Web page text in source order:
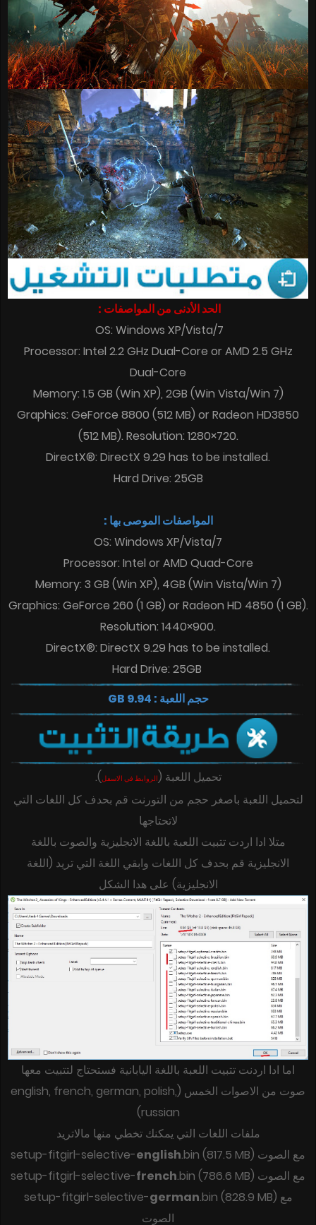
الحد الأدنى من المواصفات :
OS: Windows XP/Vista/7
Processor: Intel 2.2 GHz Dual-Core or AMD 2.5 GHz
Dual-Core
Memory: 1.5 GB (Win XP), 2GB (Win Vista/Win 7)
Graphics: GeForce 8800 (512 MB) or Radeon HD3850
(512 MB). Resolution: 1280×720.
DirectX®: DirectX 9.29 has to be installed.
Hard Drive: 25GB
المواصفات الموصى بها :
OS: Windows XP/Vista/7
Processor: Intel or AMD Quad-Core
Memory: 3 GB (Win XP), 4GB (Win Vista/Win 7)
Graphics: GeForce 260 (1 GB) or Radeon HD 4850 (1 GB).
Resolution: 1440×900.
DirectX®: DirectX 9.29 has to be installed.
Hard Drive: 25GB
حجم اللعبة : 9.94 GB
تحميل اللعبة (الروابط في الاسفل)
.
لتحميل اللعبة باصغر حجم من التورنت قم بحدف كل اللغات التي
لاتحتاجها
متلا ادا اردت تتبيت اللعبة باللغة الانجليزية والصوت باللغة
الانجليزية قم بحدف كل اللغات وابقي اللغة التي تريد (اللغة
الانجليزية) على هدا الشكل
اما ادا اردنت تتبيت اللعبة باللغة اليابانية فستحتاج لتتبيت معها
صوت من الاصوات الخمس (english, french, german, polish,
russian)
ملفات اللغات التي يمكنك تخطي منها مالاتريد
setup-fitgirl-selective-english
.bin (817.5 MB) مع الصوت
setup-fitgirl-selective-french
.bin (786.6 MB) مع الصوت
setup-fitgirl-selective-german.bin (828.9 MB) مع
الصوت